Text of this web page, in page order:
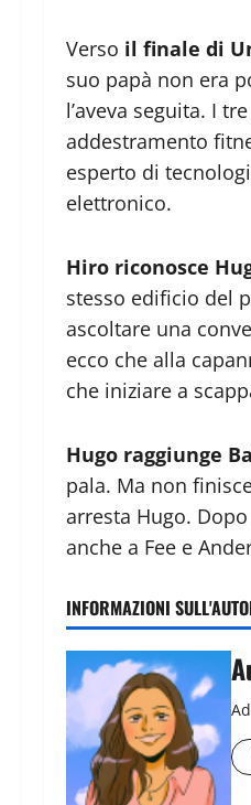
Verso il finale di
suo papà non era
l’aveva seguita. I
addestramento
esperto di
elettronico.
Hiro riconosce
stesso edificio del
ascoltare una
ecco che alla
che iniziare a
Hugo raggiunge
pala. Ma non
arresta Hugo.
anche a Fee e
INFORMAZIONI